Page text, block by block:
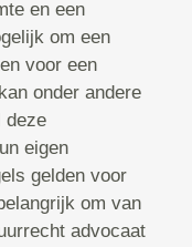
en een
om een
voor een
onder andere
deze
eigen
gelden voor
om van
advocaat